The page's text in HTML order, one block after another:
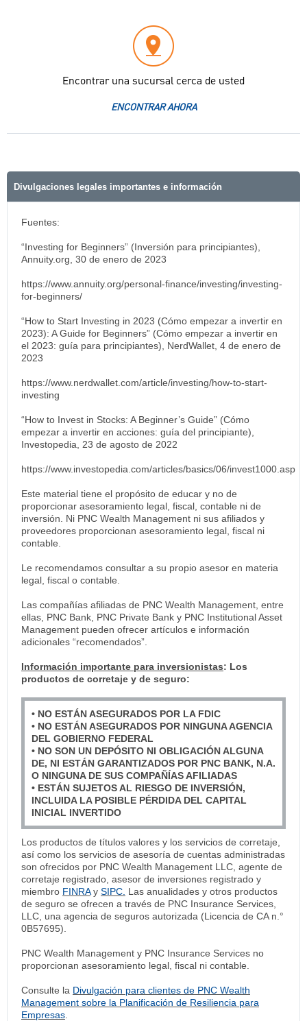
Encontrar una sucursal cerca de usted
ENCONTRAR AHORA
Divulgaciones legales importantes e información
Fuentes:
“Investing for Beginners” (Inversión para principiantes),
Annuity.org, 30 de enero de 2023
https://www.annuity.org/personal-finance/investing/investing-
for-beginners/
“How to Start Investing in 2023 (Cómo empezar a invertir en
2023): A Guide for Beginners” (Cómo empezar a invertir en
el 2023: guía para principiantes), NerdWallet, 4 de enero de
2023
https://www.nerdwallet.com/article/investing/how-to-start-
investing
“How to Invest in Stocks: A Beginner’s Guide” (Cómo
empezar a invertir en acciones: guía del principiante),
Investopedia, 23 de agosto de 2022
https://www.investopedia.com/articles/basics/06/invest1000.asp
Este material tiene el propósito de educar y no de
proporcionar asesoramiento legal, fiscal, contable ni de
inversión. Ni PNC Wealth Management ni sus afiliados y
proveedores proporcionan asesoramiento legal, fiscal ni
contable.
Le recomendamos consultar a su propio asesor en materia
legal, fiscal o contable.
Las compañías afiliadas de PNC Wealth Management, entre
ellas, PNC Bank, PNC Private Bank y PNC Institutional Asset
Management pueden ofrecer artículos e información
adicionales “recomendados”.
Información importante para inversionistas: Los
productos de corretaje y de seguro:
• NO ESTÁN ASEGURADOS POR LA FDIC
• NO ESTÁN ASEGURADOS POR NINGUNA AGENCIA
DEL GOBIERNO FEDERAL
• NO SON UN DEPÓSITO NI OBLIGACIÓN ALGUNA
DE, NI ESTÁN GARANTIZADOS POR PNC BANK, N.A.
O NINGUNA DE SUS COMPAÑÍAS AFILIADAS
• ESTÁN SUJETOS AL RIESGO DE INVERSIÓN,
INCLUIDA LA POSIBLE PÉRDIDA DEL CAPITAL
INICIAL INVERTIDO
Los productos de títulos valores y los servicios de corretaje,
así como los servicios de asesoría de cuentas administradas
son ofrecidos por PNC Wealth Management LLC, agente de
corretaje registrado, asesor de inversiones registrado y
miembro FINRAy SIPC. Las anualidades y otros productos
de seguro se ofrecen a través de PNC Insurance Services,
LLC, una agencia de seguros autorizada (Licencia de CA n.°
0B57695).
PNC Wealth Management y PNC Insurance Services no
proporcionan asesoramiento legal, fiscal ni contable.
Consulte la Divulgación para clientes de PNC Wealth
Management sobre la Planificación de Resiliencia para
Empresas